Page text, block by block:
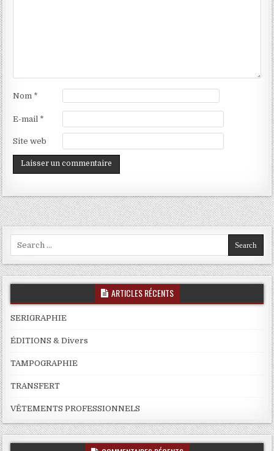
Nom *
E-mail *
Site web
ARTICLES RÉCENTS
SERIGRAPHIE
ÉDITIONS & Divers
TAMPOGRAPHIE
TRANSFERT
VÊTEMENTS PROFESSIONNELS